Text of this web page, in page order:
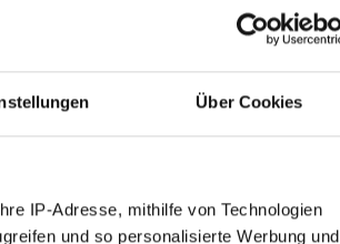
Über Cookies
IP-Adresse, mithilfe von Technologien
und so personalisierte Werbung und
4,250 ct/kWh
6,250 €/Monat